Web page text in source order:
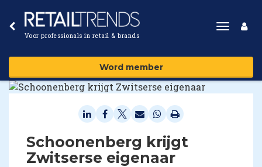
Voor professionals in retail & brands
Toggle
Word member
Schoonenberg krijgt
Zwitserse eigenaar